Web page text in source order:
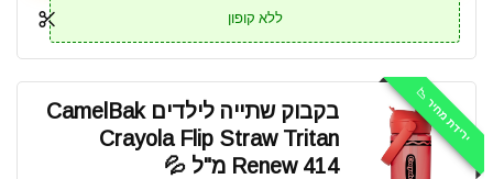
ללא קופון
ירידת מחיר 📉
בקבוק שתייה לילדים CamelBak
Crayola Flip Straw Tritan
Renew 414 מ"ל 💦